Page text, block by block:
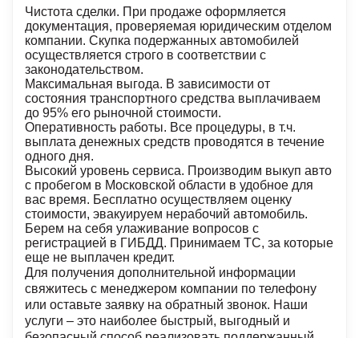
Чистота сделки. При продаже оформляется
документация, проверяемая юридическим отделом
компании. Скупка подержанных автомобилей
осуществляется строго в соответствии с
законодательством.
Максимальная выгода. В зависимости от
состояния транспортного средства выплачиваем
до 95% его рыночной стоимости.
Оперативность работы. Все процедуры, в т.ч.
выплата денежных средств проводятся в течение
одного дня.
Высокий уровень сервиса. Производим выкуп авто
с пробегом в Московской области в удобное для
вас время. Бесплатно осуществляем оценку
стоимости, эвакуируем нерабочий автомобиль.
Берем на себя улаживание вопросов с
регистрацией в ГИБДД. Принимаем ТС, за которые
еще не выплачен кредит.
Для получения дополнительной информации
свяжитесь с менеджером компании по телефону
или оставьте заявку на обратный звонок. Наши
услуги – это наиболее быстрый, выгодный и